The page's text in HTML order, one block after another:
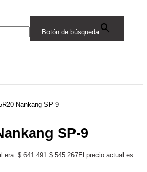
Botón de búsqueda
Nankang SP-9
SP-9
era: $ 641.491. $ 545.267El precio actual es: